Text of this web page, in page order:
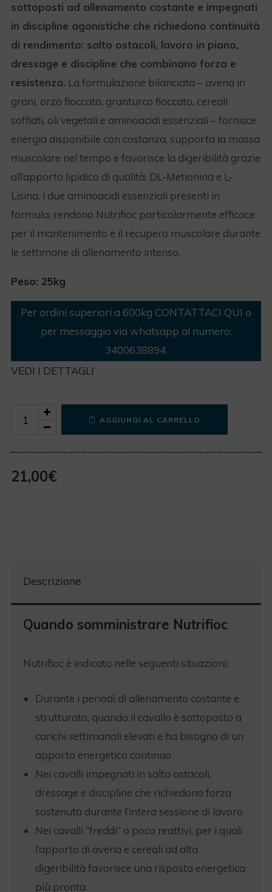
sottoposti ad allenamento costante e impegnati
in discipline agonistiche che richiedono continuità
di rendimento: salto ostacoli, lavoro in piano,
dressage e discipline che combinano forza e
resistenza. La formulazione bilanciata – avena in
grani, orzo fioccato, granturco fioccato, cereali
soffiati, oli vegetali e aminoacidi essenziali – fornisce
energia disponibile con costanza, supporta la massa
muscolare nel tempo e favorisce la digeribilità grazie
all’apporto lipidico di qualità. DL-Metionina e L-
Lisina, i due aminoacidi essenziali presenti in
formula, rendono Nutrifioc particolarmente efficace
per il mantenimento e il recupero muscolare durante
le settimane di allenamento intenso.
Peso: 25kg
Per ordini superiori a 600kg CONTATTACI QUI o
per messaggio via whatsapp al numero:
3400638894.
VEDI I DETTAGLI
Quantity
AGGIUNGI AL CARRELLO
21,00€
Descrizione
Quando somministrare Nutrifioc
Nutrifioc è indicato nelle seguenti situazioni:
Durante i periodi di allenamento costante e
strutturato, quando il cavallo è sottoposto a
carichi settimanali elevati e ha bisogno di un
apporto energetico continuo
Nei cavalli impegnati in salto ostacoli,
dressage e discipline che richiedono forza
sostenuta durante l’intera sessione di lavoro
Nei cavalli “freddi” o poco reattivi, per i quali
l’apporto di avena e cereali ad alta
digeribilità favorisce una risposta energetica
più pronta